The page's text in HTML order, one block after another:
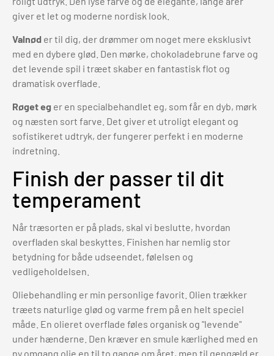
giver et let og moderne nordisk look.
Valnød er til dig, der drømmer om noget mere eksklusivt
med en dybere glød. Den mørke, chokoladebrune farve og
det levende spil i træet skaber en fantastisk flot og
dramatisk overflade.
Røget eg er en specialbehandlet eg, som får en dyb, mørk
og næsten sort farve. Det giver et utroligt elegant og
sofistikeret udtryk, der fungerer perfekt i en moderne
indretning.
Finish der passer til dit
temperament
Når træsorten er på plads, skal vi beslutte, hvordan
overfladen skal beskyttes. Finishen har nemlig stor
betydning for både udseendet, følelsen og
vedligeholdelsen.
Oliebehandling er min personlige favorit. Olien trækker
træets naturlige glød og varme frem på en helt speciel
måde. En olieret overflade føles organisk og "levende"
under hænderne. Den kræver en smule kærlighed med en
ny omgang olie en til to gange om året, men til gengæld er